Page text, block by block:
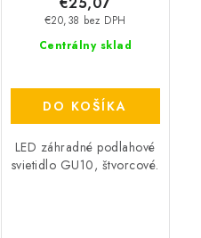
Centrálny sklad
€20,38 bez DPH
DO KOŠÍKA
LED záhradné podlahové
svietidlo GU10, štvorcové.